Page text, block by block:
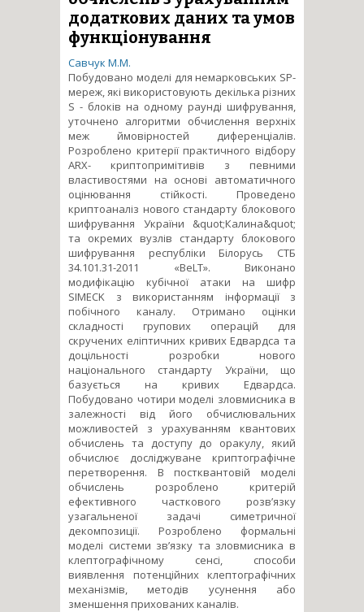
додаткових даних та умов
функціонування
Савчук М.М.
Побудовано моделі для немарковських SP-
мереж, які використовують декілька різних
S - блоків на одному раунді шифрування,
уточнено алгоритми обчислення верхніх
меж ймовірностей диференціалів.
Розроблено критерії практичного відбору
ARX- криптопримітивів з певними
властивостями на основі автоматичного
оцінювання стійкості. Проведено
криптоаналіз нового стандарту блокового
шифрування України &quot;Калина&quot;
та окремих вузлів стандарту блокового
шифрування республіки Білорусь СТБ
34.101.31-2011 «BeLT». Виконано
модифікацію кубічної атаки на шифр
SIMECK з використанням інформації з
побічного каналу. Отримано оцінки
складності групових операцій для
скручених еліптичних кривих Едвардса та
доцільності розробки нового
національного стандарту України, що
базується на кривих Едвардса.
Побудовано чотири моделі зловмисника в
залежності від його обчислювальних
можливостей з урахуванням квантових
обчислень та доступу до оракулу, який
обчислює досліджуване криптографічне
перетворення. В постквантовій моделі
обчислень розроблено критерій
ефективного часткового розв’язку
узагальненої задачі симетричної
декомпозиції. Розроблено формальні
моделі системи зв’язку та зловмисника в
клептографічному сенсі, способи
виявлення потенційних клептографічних
механізмів, методів усунення або
зменшення прихованих каналів.